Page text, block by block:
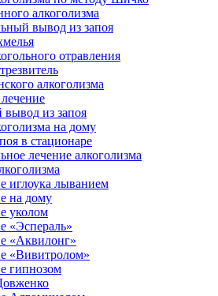
алкоголизма
вывод из запоя
отравления
алкоголизма
из запоя
на дому
в стационаре
лечение алкоголизма
иглоука лыванием
на дому
уколом
«Эспераль»
«Аквилонг»
«Вивитролом»
гипнозом